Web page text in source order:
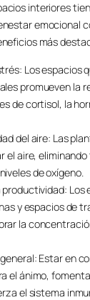
interiores
emocional
más
Los espacios
promueven la
de cortisol, la
del aire: Las
el aire,
de oxígeno.
Los
y espacios de
la
Estar en
el ánimo,
el sistema